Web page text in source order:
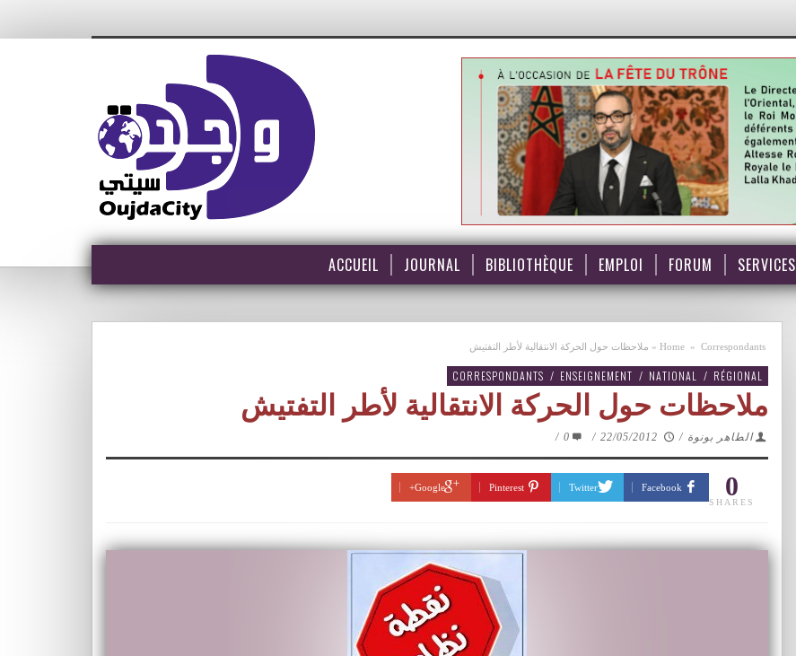
ACCUEIL JOURNAL BIBLIOTHÈQUE EMPLOI FORUM SERVICES
Home » Correspondants
» ملاحظات حول الحركة الانتقالية لأطر التفتيش
CORRESPONDANTS / ENSEIGNEMENT / NATIONAL / RÉGIONAL
ملاحظات حول الحركة الانتقالية لأطر التفتيش
الطاهر بونوة /
22/05/2012
/
0
/
0
SHARES
Facebook
Twitter
Pinterest
Google+